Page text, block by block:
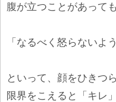
腹が立つことがあっても
「なるべく怒らないよ
といって、顔をひきつ
限界をこえると「キレ